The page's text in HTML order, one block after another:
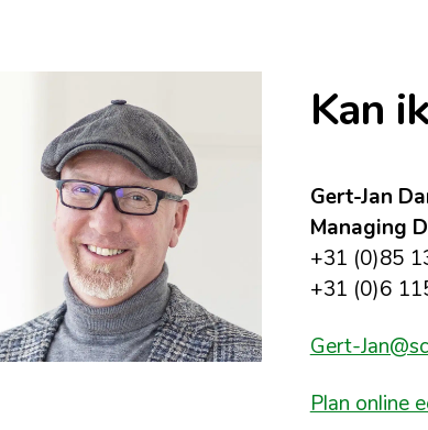
Kan
Gert-Jan
Managing
+31 (0)85
+31 (0)6
Gert-
Plan online